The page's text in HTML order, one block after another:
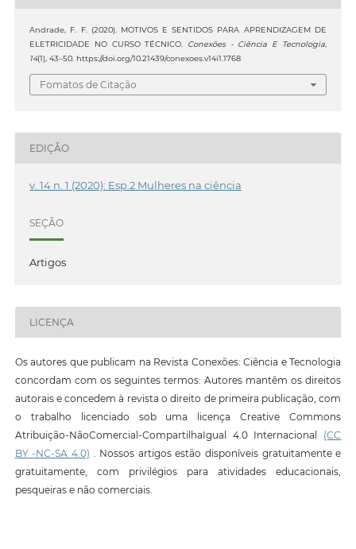
Andrade, F. F. (2020). MOTIVOS E SENTIDOS PARA APRENDIZAGEM DE
ELETRICIDADE NO CURSO TÉCNICO. Conexões - Ciência E Tecnologia,
14(1), 43–50. https://doi.org/10.21439/conexoes.v14i1.1768
Fomatos de Citação
EDIÇÃO
v. 14 n. 1 (2020): Esp.2 Mulheres na ciência
SEÇÃO
Artigos
LICENÇA
Os autores que publicam na Revista Conexões: Ciência e Tecnologia
concordam com os seguintes termos: Autores mantêm os direitos
autorais e concedem à revista o direito de primeira publicação, com
o trabalho licenciado sob uma licença Creative Commons
Atribuição-NãoComercial-CompartilhaIgual 4.0 Internacional (CC
BY -NC-SA 4.0) . Nossos artigos estão disponíveis gratuitamente e
gratuitamente, com privilégios para atividades educacionais,
pesqueiras e não comerciais.